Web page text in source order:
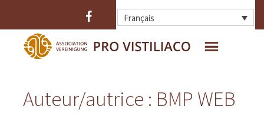
Français
L’OPPIDUM
LES FOUILLES
Auteur/autrice : BMP WEB